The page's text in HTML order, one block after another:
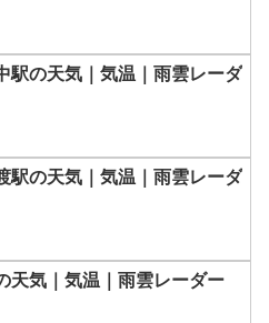
駅の天気｜気温｜雨雲レーダ
駅の天気｜気温｜雨雲レーダ
天気｜気温｜雨雲レーダー